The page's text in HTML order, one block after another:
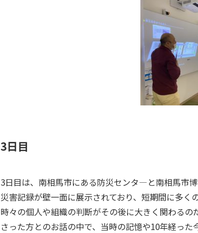
3日目
3日目は、南相馬市にある防災センタ―と南相馬市
災害記録が壁一面に展示されており、短期間に多
時々の個人や組織の判断がその後に大きく関わる
さった方とのお話の中で、当時の記憶や10年経った